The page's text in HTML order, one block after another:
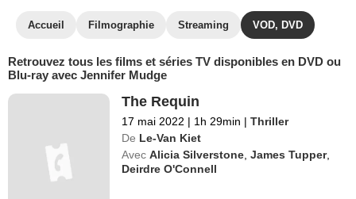
Accueil Filmographie Streaming VOD, DVD
Retrouvez tous les films et séries TV disponibles en DVD ou
Blu-ray avec Jennifer Mudge
The Requin
17 mai 2022 | 1h 29min | Thriller
De Le-Van Kiet
Avec Alicia Silverstone ,James Tupper,
Deirdre O'Connell